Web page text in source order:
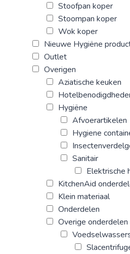
Stoofpan koper
Stoompan koper
Wok koper
Nieuwe Hygiëne
Outlet
Overigen
Aziatische keuken
Hygiëne
Afvoerartikelen
Hygiene
Sanitair
Elektrische
KitchenAid
Klein materiaal
Onderdelen
Overige onderdelen